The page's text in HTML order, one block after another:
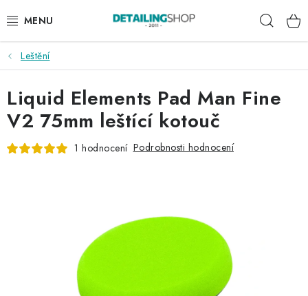
na
AKCE
NOVINKY
EXTERIÉR
DÁRKOVÉ SADY A POUKAZY
Leštění
Liquid Elements Pad Man Fine
V2 75mm leštící kotouč
1 hodnocení Podrobnosti hodnocení